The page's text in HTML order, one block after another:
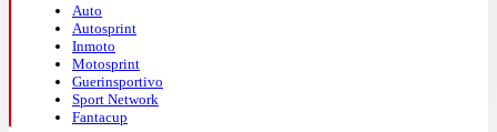
Auto
Autosprint
Inmoto
Motosprint
Guerinsportivo
Sport Network
Fantacup